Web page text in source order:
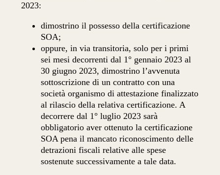
2023:
dimostrino il possesso della certificazione
SOA;
oppure, in via transitoria, solo per i primi
sei mesi decorrenti dal 1° gennaio 2023 al
30 giugno 2023, dimostrino l’avvenuta
sottoscrizione di un contratto con una
società organismo di attestazione finalizzato
al rilascio della relativa certificazione. A
decorrere dal 1° luglio 2023 sarà
obbligatorio aver ottenuto la certificazione
SOA pena il mancato riconoscimento delle
detrazioni fiscali relative alle spese
sostenute successivamente a tale data.